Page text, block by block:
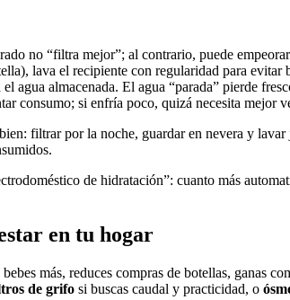
no “filtra mejor”; al contrario, puede
lava el recipiente con regularidad para evitar
agua almacenada. El agua “parada” pierde
consumo; si enfría poco, quizá necesita mejor
filtrar por la noche, guardar en nevera y
de hidratación”: cuanto más
en tu hogar
más, reduces compras de botellas, ganas
de grifo si buscas caudal y practicidad, o